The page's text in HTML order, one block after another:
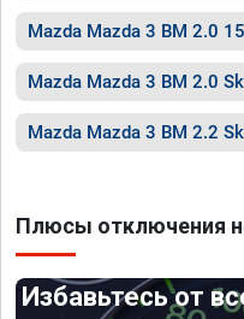
Mazda Mazda 3 BM 2.0
Mazda Mazda 3 BM 2.0
Mazda Mazda 3 BM 2.2
Плюсы отключения
Избавьтесь от